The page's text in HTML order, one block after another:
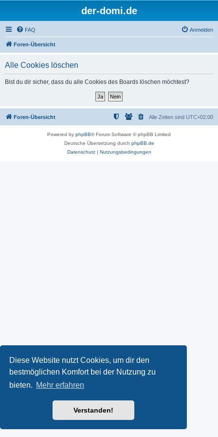
Diese Website nutzt Cookies, um dir den
bestmöglichen Komfort bei der Nutzung zu
bieten. Mehr erfahren
Verstanden!
der-domi.de
FAQ Anmelden
Foren-Übersicht
Alle Cookies löschen
Bist du dir sicher, dass du alle Cookies des Boards löschen möchtest?
Foren-Übersicht Alle Zeiten sind UTC+02:00
Powered by phpBB® Forum Software © phpBB Limited
Deutsche Übersetzung durch phpBB.de
Datenschutz| Nutzungsbedingungen